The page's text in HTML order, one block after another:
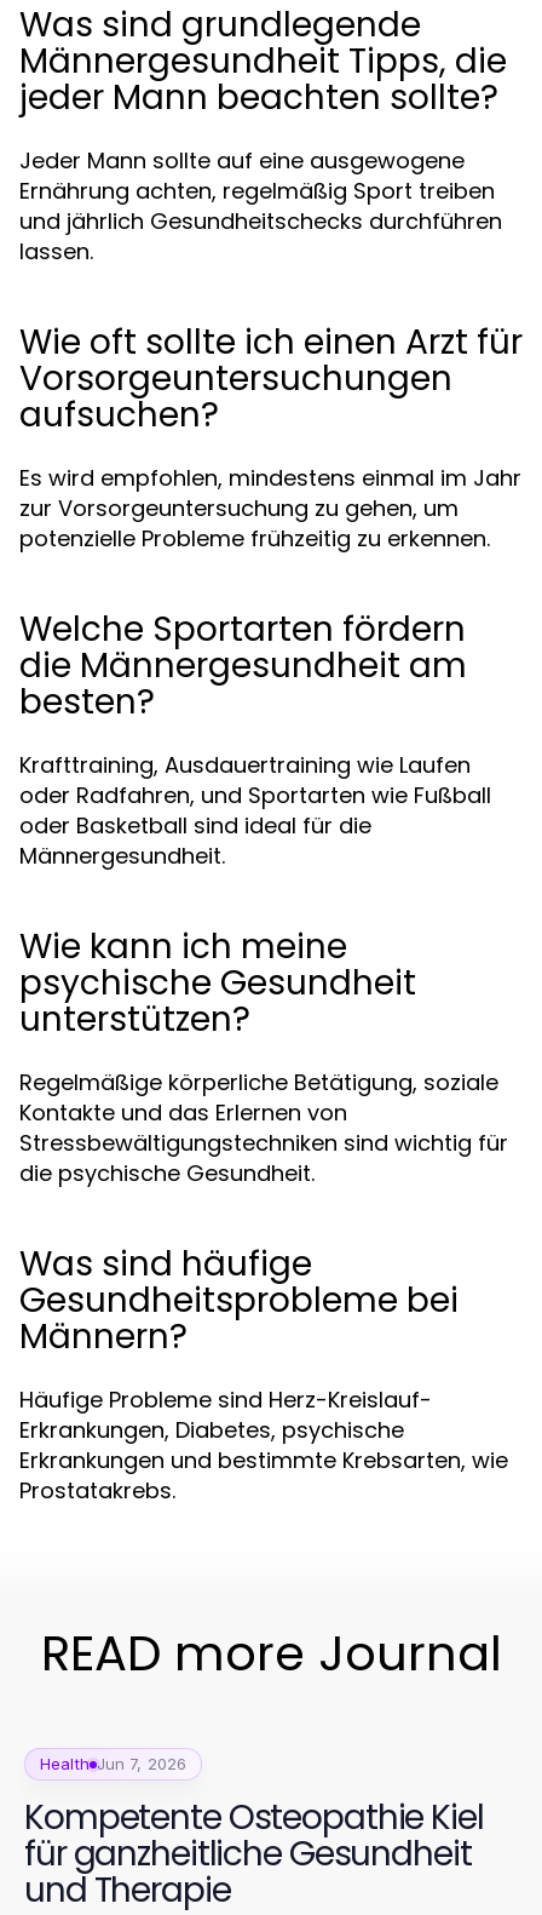
Was sind grundlegende
Männergesundheit Tipps, die
jeder Mann beachten sollte?
Jeder Mann sollte auf eine ausgewogene
Ernährung achten, regelmäßig Sport treiben
und jährlich Gesundheitschecks durchführen
lassen.
Wie oft sollte ich einen Arzt für
Vorsorgeuntersuchungen
aufsuchen?
Es wird empfohlen, mindestens einmal im Jahr
zur Vorsorgeuntersuchung zu gehen, um
potenzielle Probleme frühzeitig zu erkennen.
Welche Sportarten fördern
die Männergesundheit am
besten?
Krafttraining, Ausdauertraining wie Laufen
oder Radfahren, und Sportarten wie Fußball
oder Basketball sind ideal für die
Männergesundheit.
Wie kann ich meine
psychische Gesundheit
unterstützen?
Regelmäßige körperliche Betätigung, soziale
Kontakte und das Erlernen von
Stressbewältigungstechniken sind wichtig für
die psychische Gesundheit.
Was sind häufige
Gesundheitsprobleme bei
Männern?
Häufige Probleme sind Herz-Kreislauf-
Erkrankungen, Diabetes, psychische
Erkrankungen und bestimmte Krebsarten, wie
Prostatakrebs.
READ more Journal
Health Jun 7, 2026
Kompetente Osteopathie Kiel
für ganzheitliche Gesundheit
und Therapie